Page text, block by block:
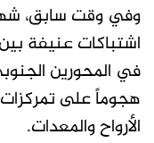
وفي وقت سابق،
اشتباكات عنيفة
في المحورين
هجوماً على
الأرواح والمعدات.